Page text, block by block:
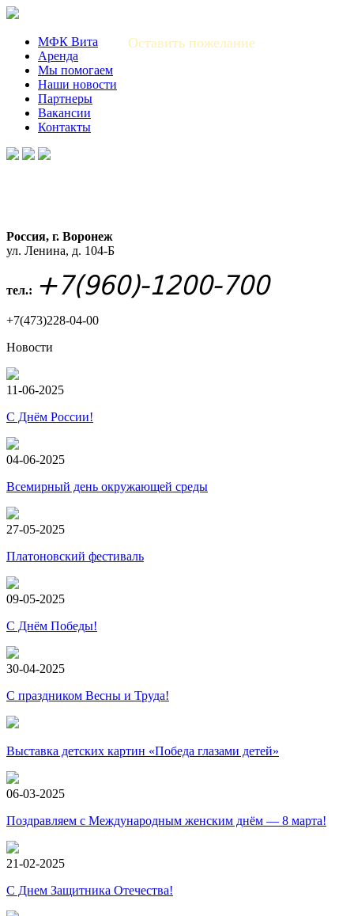
Оставить пожелание
МФК Вита
Аренда
Мы помогаем
Наши новости
Партнеры
Вакансии
Контакты
Россия, г. Воронеж
ул. Ленина, д. 104-Б
тел.: +7(960)-1200-700
+7(473)228-04-00
Новости
11-06-2025
С Днём России!
04-06-2025
Всемирный день окружающей среды
27-05-2025
Платоновский фестиваль
09-05-2025
С Днём Победы!
30-04-2025
С праздником Весны и Труда!
Выставка детских картин «Победа глазами детей»
06-03-2025
Поздравляем с Международным женским днём — 8 марта!
21-02-2025
С Днем Защитника Отечества!